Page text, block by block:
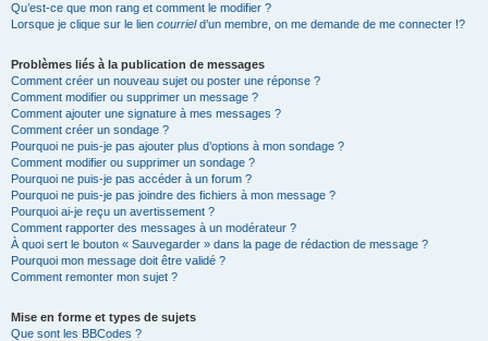
Qu’est-ce que mon rang et comment le modifier ?
Lorsque je clique sur le lien courrield’un membre, on me demande de me connecter !?
Problèmes liés à la publication de messages
Comment créer un nouveau sujet ou poster une réponse ?
Comment modifier ou supprimer un message ?
Comment ajouter une signature à mes messages ?
Comment créer un sondage ?
Pourquoi ne puis-je pas ajouter plus d’options à mon sondage ?
Comment modifier ou supprimer un sondage ?
Pourquoi ne puis-je pas accéder à un forum ?
Pourquoi ne puis-je pas joindre des fichiers à mon message ?
Pourquoi ai-je reçu un avertissement ?
Comment rapporter des messages à un modérateur ?
À quoi sert le bouton « Sauvegarder » dans la page de rédaction de message ?
Pourquoi mon message doit être validé ?
Comment remonter mon sujet ?
Mise en forme et types de sujets
Que sont les BBCodes ?